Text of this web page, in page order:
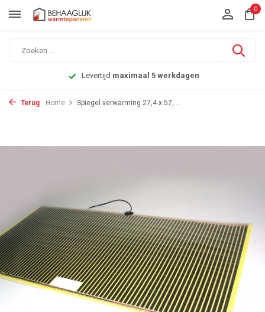
0
Levertijd maximaal 5 werkdagen
Terug Home Spiegel verwarming 27,4 x 57,...